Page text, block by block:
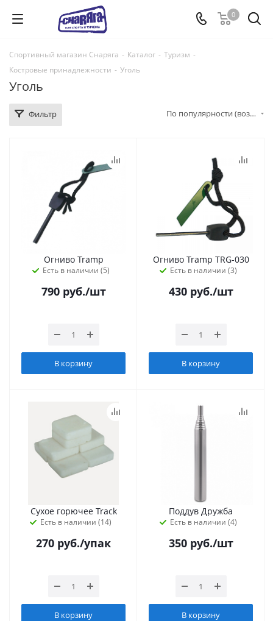
0
Спортивный магазин Снаряга - Каталог - Туризм -
Костровые принадлежности - Уголь
Уголь
Фильтр По популярности (возрастание)
Огниво Tramp
Есть в наличии (5)
790руб./шт
В корзину
Огниво Tramp TRG-030
Есть в наличии (3)
430руб./шт
В корзину
Сухое горючее Track
Есть в наличии (14)
270 руб./упак
В корзину
Поддув Дружба
Есть в наличии (4)
350руб./шт
В корзину